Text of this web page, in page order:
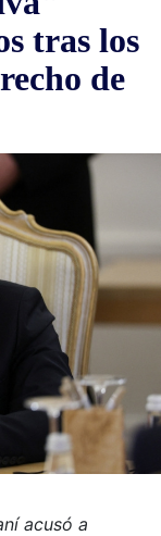
tras los
de
acusó a